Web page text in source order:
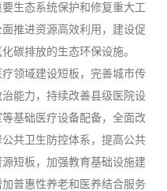
生态系统保护和修复重大工
推进资源高效利用，建设促
碳排放的生态环保设施。
领域建设短板，完善城市传
能力，持续改善县级医院设
基础医疗设备配备，全面改
共卫生防控体系，提高公共
短板，加强教育基础设施建
普惠性养老和医养结合服务